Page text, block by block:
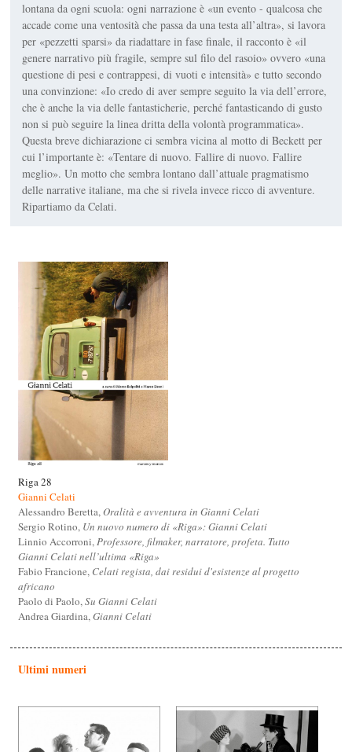
lontana da ogni scuola: ogni narrazione è «un evento - qualcosa che
accade come una ventosità che passa da una testa all’altra», si lavora
per «pezzetti sparsi» da riadattare in fase finale, il racconto è «il
genere narrativo più fragile, sempre sul filo del rasoio» ovvero «una
questione di pesi e contrappesi, di vuoti e intensità» e tutto secondo
una convinzione: «Io credo di aver sempre seguito la via dell’errore,
che è anche la via delle fantasticherie, perché fantasticando di gusto
non si può seguire la linea dritta della volontà programmatica».
Questa breve dichiarazione ci sembra vicina al motto di Beckett per
cui l’importante è: «Tentare di nuovo. Fallire di nuovo. Fallire
meglio». Un motto che sembra lontano dall’attuale pragmatismo
delle narrative italiane, ma che si rivela invece ricco di avventure.
Ripartiamo da Celati.
Riga 28
Gianni Celati
Alessandro Beretta,Oralità e avventura in Gianni Celati
Sergio Rotino, Un nuovo numero di «Riga»: Gianni Celati
Linnio Accorroni,Professore, filmaker, narratore, profeta. Tutto
Gianni Celati nell’ultima «Riga»
Fabio Francione, Celati regista, dai residui d'esistenze al progetto
africano
Paolo di Paolo,Su Gianni Celati
Andrea Giardina,Gianni Celati
Ultimi numeri